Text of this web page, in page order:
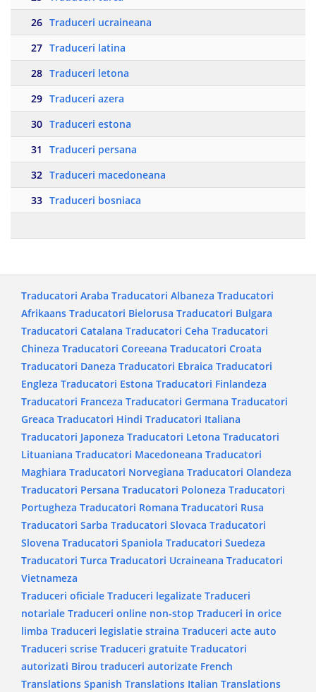
26 Traduceri ucraineana
27 Traduceri latina
28 Traduceri letona
29 Traduceri azera
30 Traduceri estona
31
Traduceri persana
32 Traduceri macedoneana
33 Traduceri bosniaca
Traducatori Araba Traducatori Albaneza Traducatori
Afrikaans Traducatori Bielorusa Traducatori Bulgara
Traducatori Catalana Traducatori Ceha Traducatori
Chineza Traducatori Coreeana Traducatori Croata
Traducatori Daneza Traducatori Ebraica Traducatori
Engleza Traducatori Estona Traducatori Finlandeza
Traducatori Franceza Traducatori Germana Traducatori
Greaca Traducatori Hindi Traducatori Italiana
Traducatori Japoneza Traducatori Letona Traducatori
Lituaniana Traducatori Macedoneana Traducatori
Maghiara Traducatori Norvegiana Traducatori Olandeza
Traducatori Persana Traducatori Poloneza Traducatori
Portugheza Traducatori Romana Traducatori Rusa
Traducatori Sarba Traducatori Slovaca Traducatori
Slovena Traducatori Spaniola Traducatori Suedeza
Traducatori Turca Traducatori Ucraineana Traducatori
Vietnameza
Traduceri oficiale Traduceri legalizate Traduceri
notariale Traduceri online non-stop Traduceri in orice
limba Traduceri legislatie straina Traduceri acte auto
Traduceri scrise Traduceri gratuite Traducatori
autorizati Birou traduceri autorizate French
Translations Spanish Translations Italian Translations